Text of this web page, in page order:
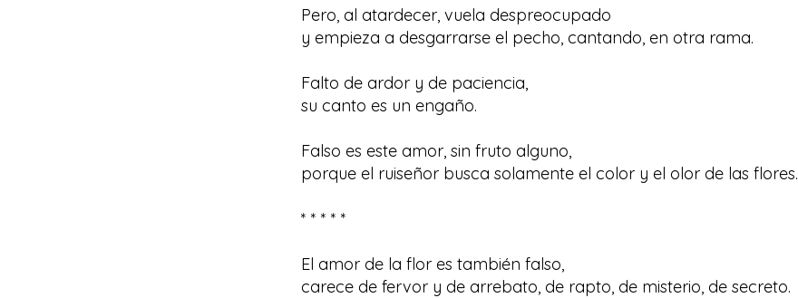
Pero, al atardecer, vuela despreocupado
y empieza a desgarrarse el pecho, cantando, en otra rama.
Falto de ardor y de paciencia,
su canto es un engaño.
Falso es este amor, sin fruto alguno,
porque el ruiseñor busca solamente el color y el olor de las flores.
* * * * *
El amor de la flor es también falso,
carece de fervor y de arrebato, de rapto, de misterio, de secreto.